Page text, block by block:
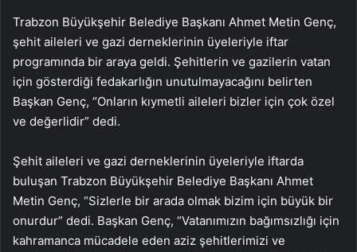
Trabzon Büyükşehir Belediye Başkanı Ahmet Metin Genç,
şehit aileleri ve gazi derneklerinin üyeleriyle iftar
programında bir araya geldi. Şehitlerin ve gazilerin vatan
için gösterdiği fedakarlığın unutulmayacağını belirten
Başkan Genç, “Onların kıymetli aileleri bizler için çok özel
ve değerlidir” dedi.
Şehit aileleri ve gazi derneklerinin üyeleriyle iftarda
buluşan Trabzon Büyükşehir Belediye Başkanı Ahmet
Metin Genç, “Sizlerle bir arada olmak bizim için büyük bir
onurdur” dedi. Başkan Genç, “Vatanımızın bağımsızlığı için
kahramanca mücadele eden aziz şehitlerimizi ve